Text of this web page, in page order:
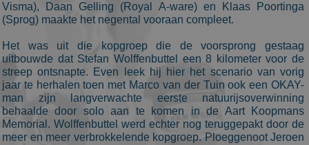
Visma), Daan Gelling (Royal A-ware) en Klaas Poortinga
(Sprog) maakte het negental vooraan compleet.
Het was uit die kopgroep die de voorsprong gestaag
uitbouwde dat Stefan Wolffenbuttel een 8 kilometer voor de
streep ontsnapte. Even leek hij hier het scenario van vorig
jaar te herhalen toen met Marco van der Tuin ook een OKAY-
man zijn langverwachte eerste natuurijsoverwinning
behaalde door solo aan te komen in de Aart Koopmans
Memorial. Wolffenbuttel werd echter nog teruggepakt door de
meer en meer verbrokkelende kopgroep. Ploeggenoot Jeroen
Prestatiecookies worden gebruikt om te zien hoe
bezoekers de website gebruiken, bijv. analytische
een bepaalde bezoeker direct te identificeren.
Naam
Aanbieder/
Domein
Vervaldatum
_ga
Google LLC
.schaatspeloton.nl
1 jaar 1
maand
This cookie
name is
asssociated
with Google
Universal